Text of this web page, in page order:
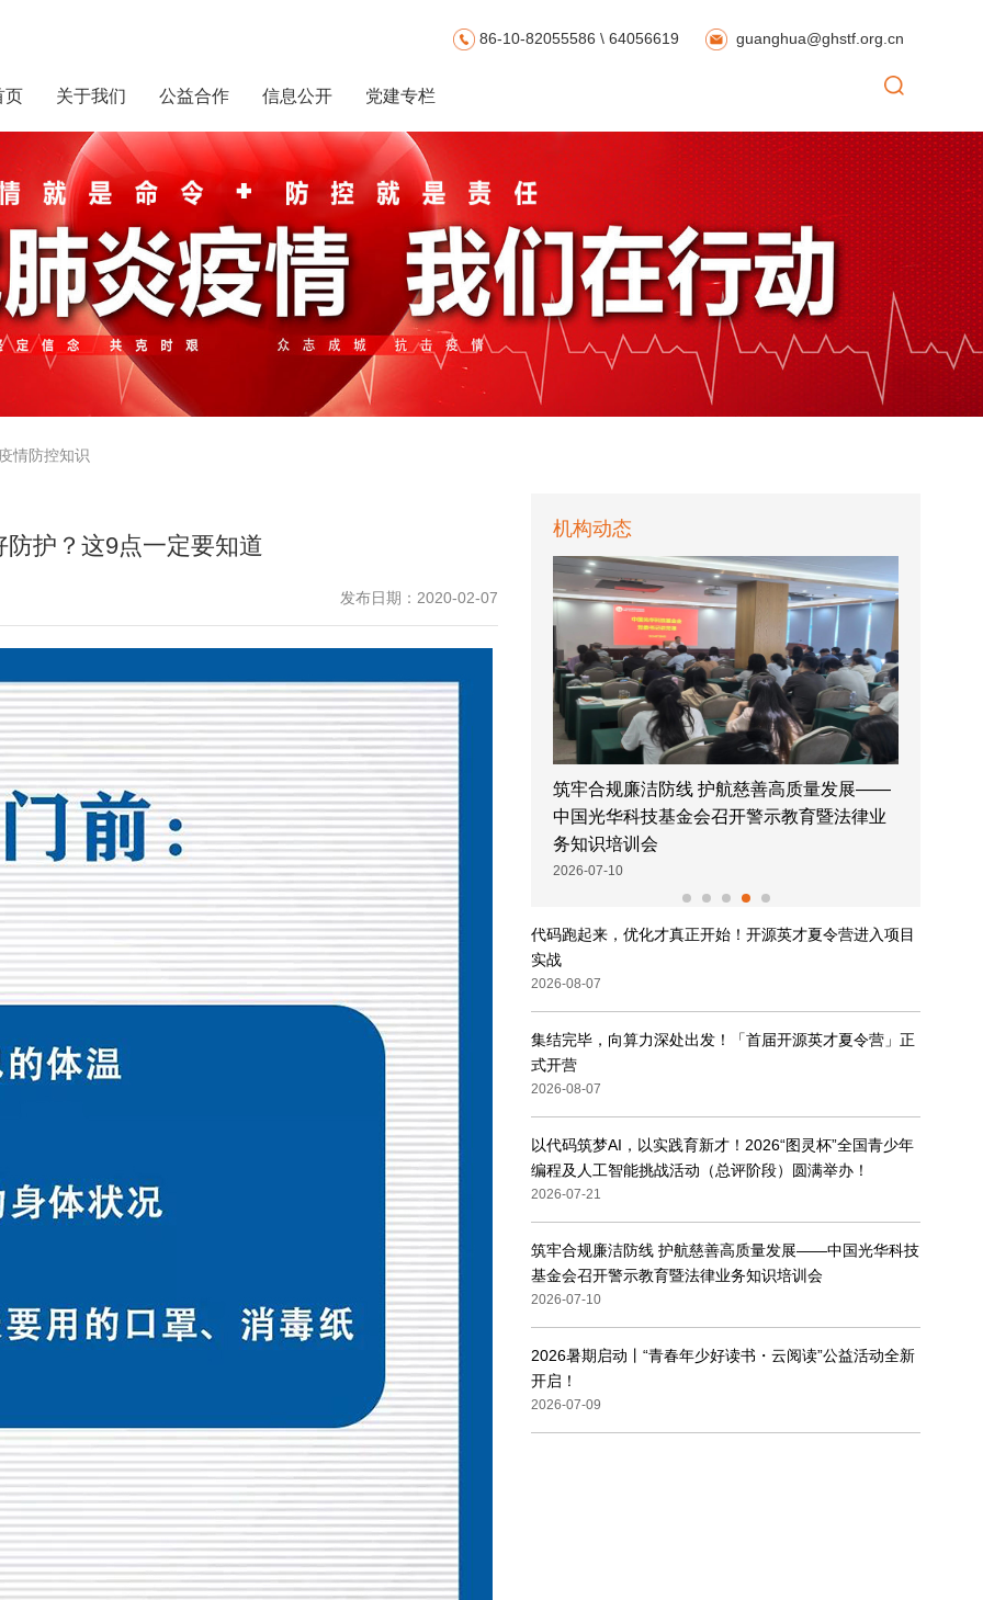
86-10-82055586 \ 64056619 guanghua@ghstf.org.cn
页 关于我们 公益合作 信息公开 党建专栏
防控知识
护？这9点一定要知道
发布日期：2020-02-07
机构动态
实践育新才！2026“图灵
及人工智能挑战活动（总
！
筑牢合规廉洁防线 护航慈善高质量发展——
中国光华科技基金会召开警示教育暨法律业
务知识培训会
2026-07-10
2026暑期启动丨“青春年少好读书・云阅
读”公益活动全新开启！
2026-07-09
代码跑起来，优化才真正开始！开源英才夏令营进入项目
实战
2026-08-07
集结完毕，向算力深处出发！「首届开源英才夏令营」正
式开营
2026-08-07
以代码筑梦AI，以实践育新才！2026“图灵杯”全国青少年
编程及人工智能挑战活动（总评阶段）圆满举办！
2026-07-21
筑牢合规廉洁防线 护航慈善高质量发展——中国光华科技
基金会召开警示教育暨法律业务知识培训会
2026-07-10
2026暑期启动丨“青春年少好读书・云阅读”公益活动全新
开启！
2026-07-09